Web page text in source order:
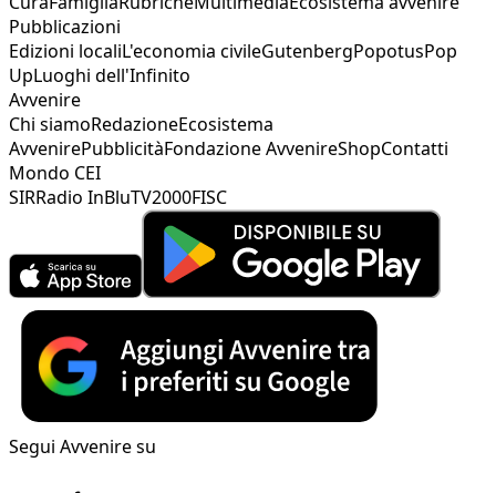
Pubblicazioni
Edizioni localiL'economia civileGutenbergPopotusPop
UpLuoghi dell'Infinito
Avvenire
Chi siamoRedazioneEcosistema
AvvenirePubblicitàFondazione AvvenireShopContatti
Mondo CEI
SIRRadio InBluTV2000FISC
Segui Avvenire su